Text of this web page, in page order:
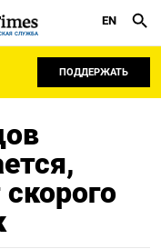
СЛУЖБА
EN
ПОДДЕРЖАТЬ